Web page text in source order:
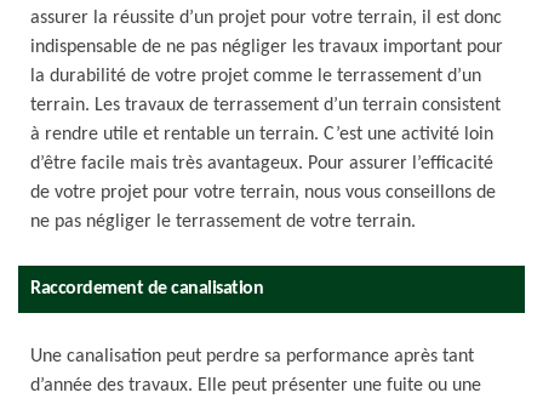
assurer la réussite d’un projet pour votre terrain, il est donc
indispensable de ne pas négliger les travaux important pour
la durabilité de votre projet comme le terrassement d’un
terrain. Les travaux de terrassement d’un terrain consistent
à rendre utile et rentable un terrain. C’est une activité loin
d’être facile mais très avantageux. Pour assurer l’efficacité
de votre projet pour votre terrain, nous vous conseillons de
ne pas négliger le terrassement de votre terrain.
Raccordement de canalisation
Une canalisation peut perdre sa performance après tant
d’année des travaux. Elle peut présenter une fuite ou une